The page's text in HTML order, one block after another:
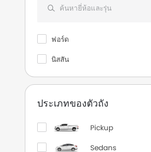
ฟอร์ด
นิสสัน
ประเภทของตัวถัง
Pickup
Sedans